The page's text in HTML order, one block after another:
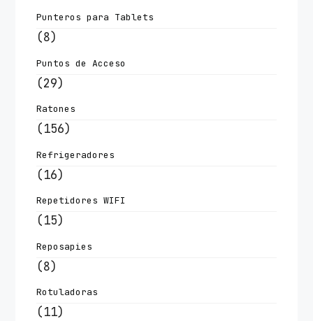
Punteros para Tablets
(8)
Puntos de Acceso
(29)
Ratones
(156)
Refrigeradores
(16)
Repetidores WIFI
(15)
Reposapies
(8)
Rotuladoras
(11)